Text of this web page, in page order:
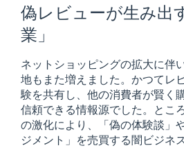
偽レビューが生み出
業」
ネットショッピングの拡大に伴
地もまた増えました。かつてレ
験を共有し、他の消費者が賢く
信頼できる情報源でした。とこ
の激化により、「偽の体験談」
ジメント」を売買する闇ビジネ